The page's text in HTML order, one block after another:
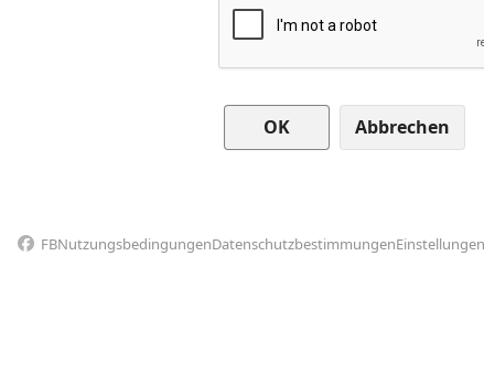
Abbrechen
FBNutzungsbedingungenDatenschutzbestimmungenEinstellungen